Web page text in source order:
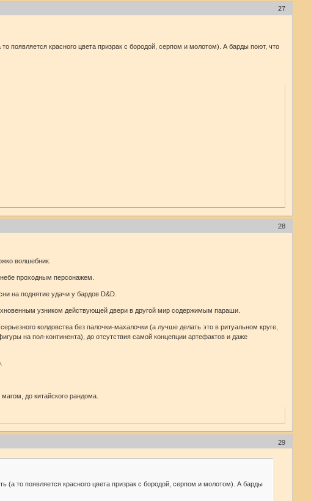
27
появляется красного цвета призрак с бородой, серпом и молотом). А барды поют, что
28
волшебник.
проходным персонажем.
на поднятие удачи у бардов D&D.
узником действующей двери в другой мир содержимым параши.
колдовства без палочки-махалочки (а лучше делать это в ритуальном круге,
на пол-континента), до отсутствия самой концепции артефактов и даже
до китайского рандома.
29
то появляется красного цвета призрак с бородой, серпом и молотом). А барды